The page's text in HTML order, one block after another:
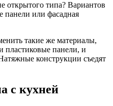
открытого типа? Вариантов
панели или фасадная
такие же материалы,
пластиковые панели, и
конструкции съедят
с кухней